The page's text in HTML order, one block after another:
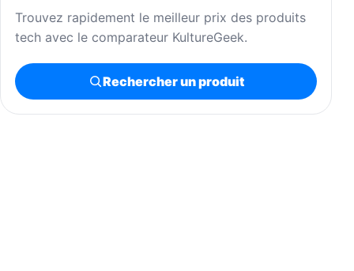
Trouvez rapidement le meilleur prix des produits
tech avec le comparateur KultureGeek.
Rechercher un produit